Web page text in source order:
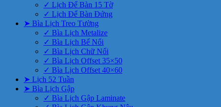
✓ Lịch Để Bàn 15 Tờ
✓ Lịch Để Bàn Đứng
➤ Bìa Lịch Treo Tường
✓ Bìa Lịch Metalize
✓ Bìa Lịch Bế Nổi
✓ Bìa Lịch Chữ Nổi
✓ Bìa Lịch Offset 35×50
✓ Bìa Lịch Offset 40×60
➤ Lịch 52 Tuần
➤ Bìa Lịch Gập
✓ Bìa Lịch Gập Laminate